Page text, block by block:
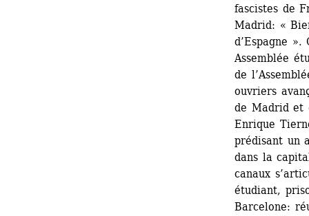
fascistes de
Madrid: «
d’Espagne
Assemblée
de
ouvriers
de Madrid et
Enrique
prédisant un
dans la
canaux
étudiant,
Barcelone: